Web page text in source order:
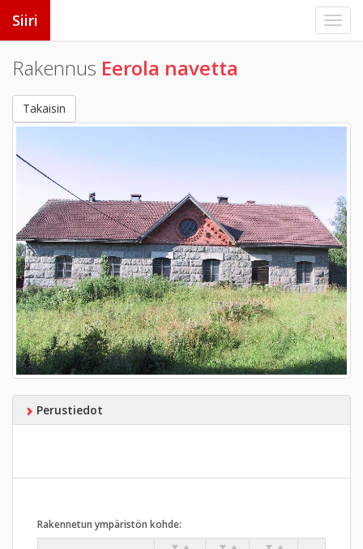
Siiri
Rakennus Eerola navetta
Takaisin
Perustiedot
Rakennetun ympäristön kohde: